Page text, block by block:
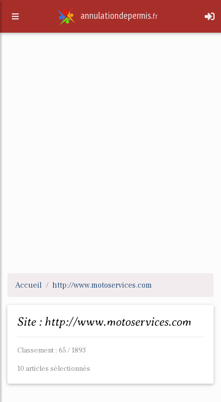
annulationdepermis.fr
Accueil http://www.motoservices.com
Site : http://www.motoservices.com
Classement : 65 / 1893
10 articles sélectionnés